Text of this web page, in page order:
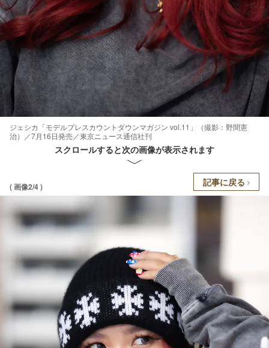
ジェシカ「モデルプレスカウントダウンマガジン vol.11」（撮影：野間憲
治）／7月16日発売／東京ニュース通信社刊
スクロールすると次の画像が表示されます
( 画像2/4 ) 記事に戻る